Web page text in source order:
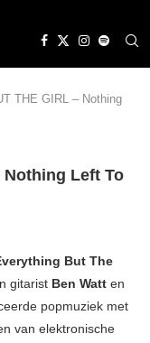
THE GIRL – Nothing
Nothing Left To
But The
gitarist Ben Watt en
popmuziek met
van elektronische